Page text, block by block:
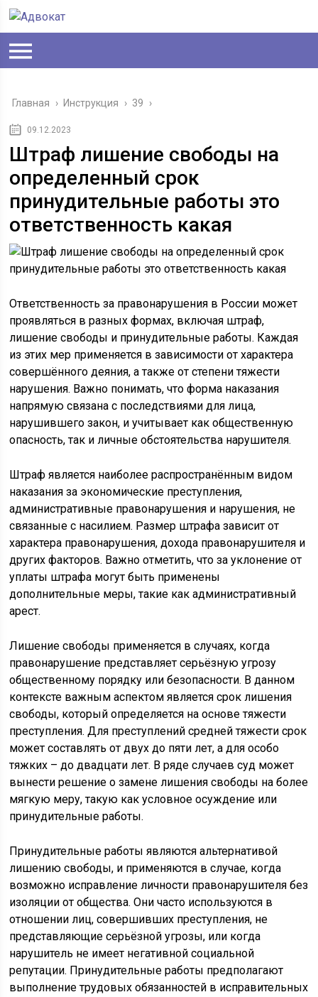
Главная › Инструкция › 39 ›
09.12.2023
Штраф лишение свободы на
определенный срок
принудительные работы это
ответственность какая
Ответственность за правонарушения в России может
проявляться в разных формах, включая штраф,
лишение свободы и принудительные работы. Каждая
из этих мер применяется в зависимости от характера
совершённого деяния, а также от степени тяжести
нарушения. Важно понимать, что форма наказания
напрямую связана с последствиями для лица,
нарушившего закон, и учитывает как общественную
опасность, так и личные обстоятельства нарушителя.
Штраф является наиболее распространённым видом
наказания за экономические преступления,
административные правонарушения и нарушения, не
связанные с насилием. Размер штрафа зависит от
характера правонарушения, дохода правонарушителя и
других факторов. Важно отметить, что за уклонение от
уплаты штрафа могут быть применены
дополнительные меры, такие как административный
арест.
Лишение свободы применяется в случаях, когда
правонарушение представляет серьёзную угрозу
общественному порядку или безопасности. В данном
контексте важным аспектом является срок лишения
свободы, который определяется на основе тяжести
преступления. Для преступлений средней тяжести срок
может составлять от двух до пяти лет, а для особо
тяжких – до двадцати лет. В ряде случаев суд может
вынести решение о замене лишения свободы на более
мягкую меру, такую как условное осуждение или
принудительные работы.
Принудительные работы являются альтернативой
лишению свободы, и применяются в случае, когда
возможно исправление личности правонарушителя без
изоляции от общества. Они часто используются в
отношении лиц, совершивших преступления, не
представляющие серьёзной угрозы, или когда
нарушитель не имеет негативной социальной
репутации. Принудительные работы предполагают
выполнение трудовых обязанностей в исправительных